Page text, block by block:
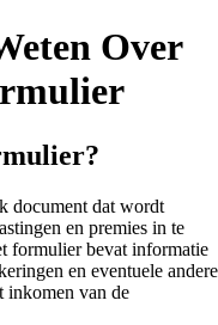
Over
document dat wordt
en premies in te
formulier bevat informatie
en eventuele andere
inkomen van de